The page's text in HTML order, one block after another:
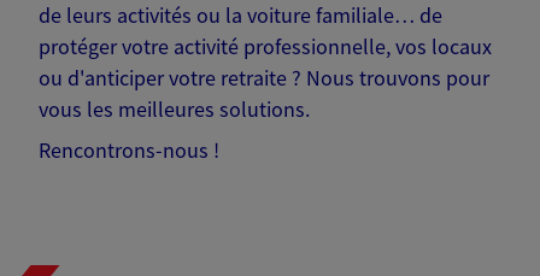
de leurs activités ou la voiture familiale… de
protéger votre activité professionnelle, vos locaux
ou d'anticiper votre retraite ? Nous trouvons pour
vous les meilleures solutions.
Rencontrons-nous !